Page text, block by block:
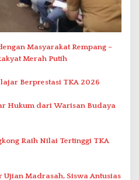
Masyarakat Rempang –
Merah Putih
Berprestasi TKA 2026
Hukum dari Warisan Budaya
Raih Nilai Tertinggi TKA
Ujian Madrasah, Siswa Antusias